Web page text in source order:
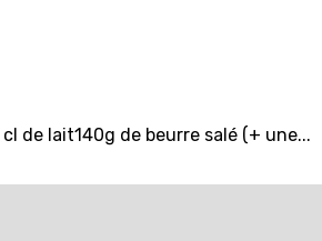
de lait140g de beurre salé (+ une...